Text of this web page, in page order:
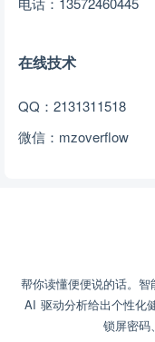
在线技术
QQ：2131311518
微信：mzoverflow
帮你读懂便便说的话。智
AI 驱动分析给出个性化
锁屏密码